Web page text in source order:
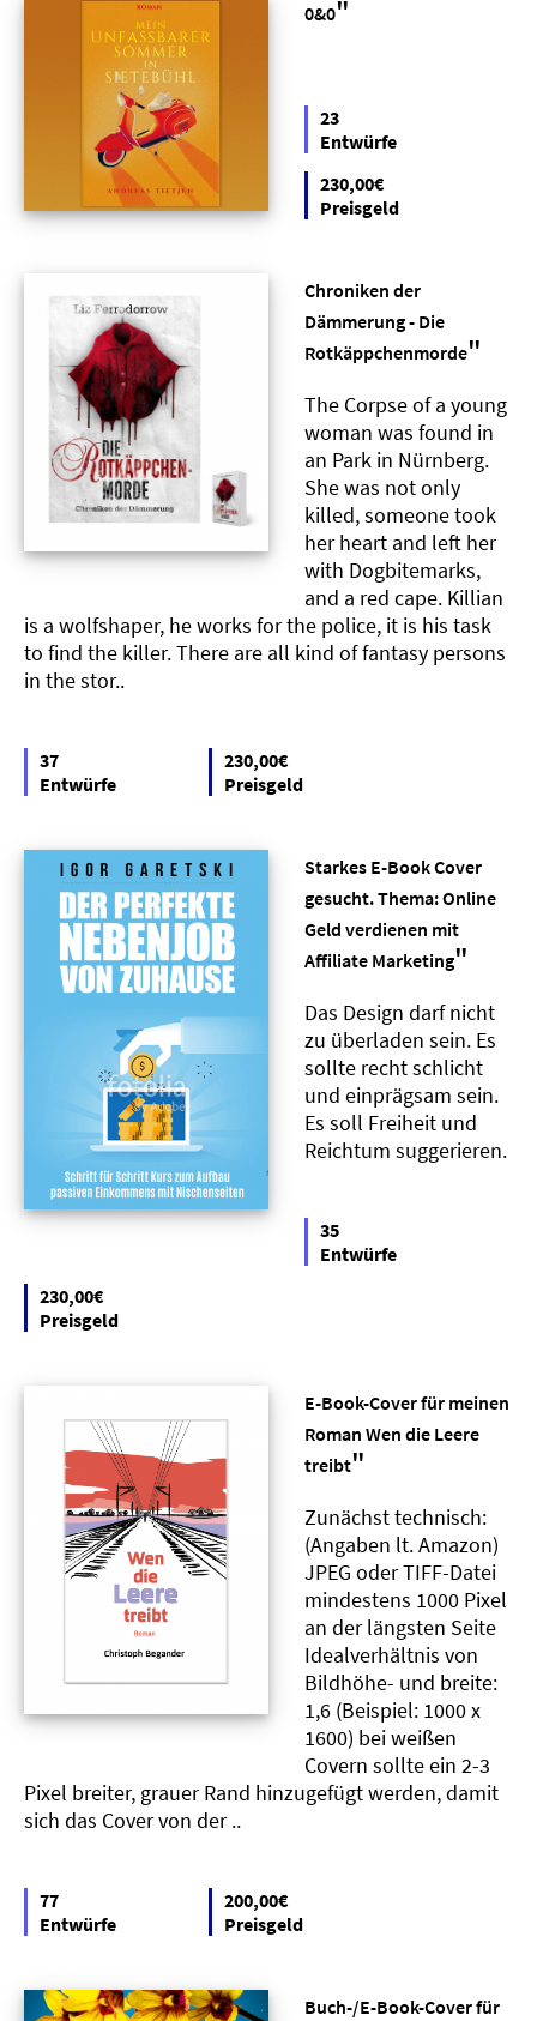
0&0"
23
Entwürfe
230,00€
Preisgeld
Chroniken der
Dämmerung - Die
Rotkäppchenmorde"
The Corpse of a young
woman was found in
an Park in Nürnberg.
She was not only
killed, someone took
her heart and left her
with Dogbitemarks,
and a red cape. Killian
is a wolfshaper, he works for the police, it is his task
to find the killer. There are all kind of fantasy persons
in the stor..
37
Entwürfe
230,00€
Preisgeld
Starkes E-Book Cover
gesucht. Thema: Online
Geld verdienen mit
Affiliate Marketing"
Das Design darf nicht
zu überladen sein. Es
sollte recht schlicht
und einprägsam sein.
Es soll Freiheit und
Reichtum suggerieren.
35
Entwürfe
230,00€
Preisgeld
E-Book-Cover für meinen
Roman Wen die Leere
treibt"
Zunächst technisch:
(Angaben lt. Amazon)
JPEG oder TIFF-Datei
mindestens 1000 Pixel
an der längsten Seite
Idealverhältnis von
Bildhöhe- und breite:
1,6 (Beispiel: 1000 x
1600) bei weißen
Covern sollte ein 2-3
Pixel breiter, grauer Rand hinzugefügt werden, damit
sich das Cover von der ..
77
Entwürfe
200,00€
Preisgeld
Buch-/E-Book-Cover für